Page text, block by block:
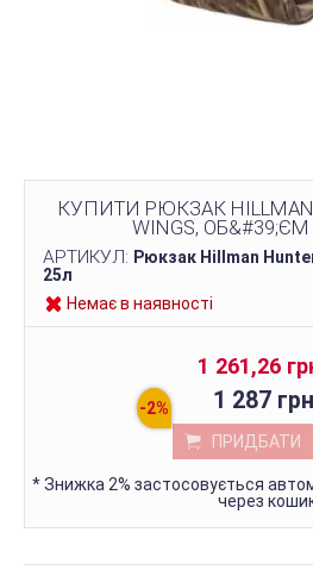
КУПИТИ РЮКЗАК HILLMAN
WINGS, ОБ&#39;ЄМ
АРТИКУЛ: Рюкзак Hillman
25л
Немає в наявності
1 261,26
1 287
ПРИДБАТИ
*Знижка 2% застосовується
через